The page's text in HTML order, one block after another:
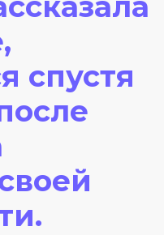
спустя